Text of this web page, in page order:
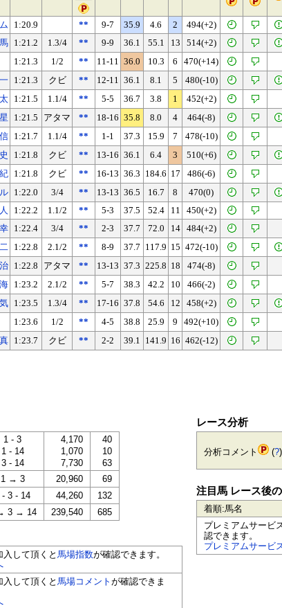
1:20.9 ** 9-7 35.9 4.6 2
494(+2)
1:21.2 1.3/4 ** 9-9 36.1 55.1 13
514(+2)
1:21.3 1/2 ** 11-11 36.0 10.3 6
470(+14)
1:21.3 クビ ** 12-11 36.1 8.1 5
480(-10)
1:21.5 1.1/4 ** 5-5 36.7 3.8 1
452(+2)
1:21.5 アタマ ** 18-16 35.8 8.0 4
464(-8)
1:21.7 1.1/4 ** 1-1 37.3 15.9 7
478(-10)
1:21.8 クビ ** 13-16 36.1 6.4 3
510(+6)
1:21.8 クビ ** 16-13 36.3 184.6 17
486(-6)
1:22.0 3/4 ** 13-13 36.5 16.7 8
470(0)
1:22.2 1.1/2 ** 5-3 37.5 52.4 11
450(+2)
1:22.4 3/4 ** 2-3 37.7 72.0 14
484(+2)
1:22.8 2.1/2 ** 8-9 37.7 117.9 15 472(-10)
1:22.8 アタマ ** 13-13 37.3 225.8 18
474(-8)
1:23.2 2.1/2 ** 5-7 38.3 42.2 10
466(-2)
1:23.5 1.3/4 ** 17-16 37.8 54.6 12
458(+2)
1:23.6 1/2 ** 4-5 38.8 25.9 9
492(+10)
1:23.7 クビ ** 2-2 39.1 141.9 16 462(-12)
1 - 3
1 - 14
3 - 14
4,170
1,070
7,730
40
10
63
1 → 3 20,960
69
- 3 - 14 44,260
132
3 → 14 239,540 685
して頂くと 馬場指数が確認できます。
して頂くと 馬場コメント が確認できま
レース分析
分析コメント (?)
注目馬 レース後
着順:馬名
プレミアムサービ
認できます。
プレミアムサービ